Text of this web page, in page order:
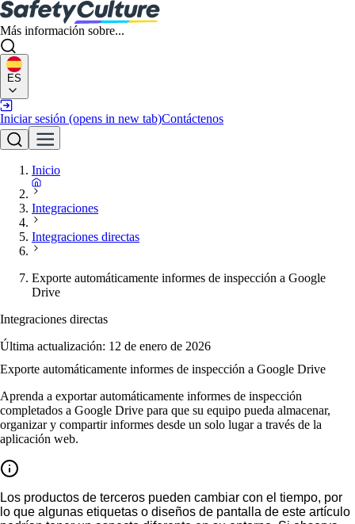
Más información sobre...
ES
Iniciar sesión (opens in new tab)Contáctenos
Inicio
Integraciones
Integraciones directas
Exporte automáticamente informes de inspección a Google
Drive
Integraciones directas
Última actualización: 12 de enero de 2026
Exporte automáticamente informes de inspección a Google Drive
Aprenda a exportar automáticamente informes de inspección
completados a Google Drive para que su equipo pueda almacenar,
organizar y compartir informes desde un solo lugar a través de la
aplicación web.
Los productos de terceros pueden cambiar con el tiempo, por
lo que algunas etiquetas o diseños de pantalla de este artículo